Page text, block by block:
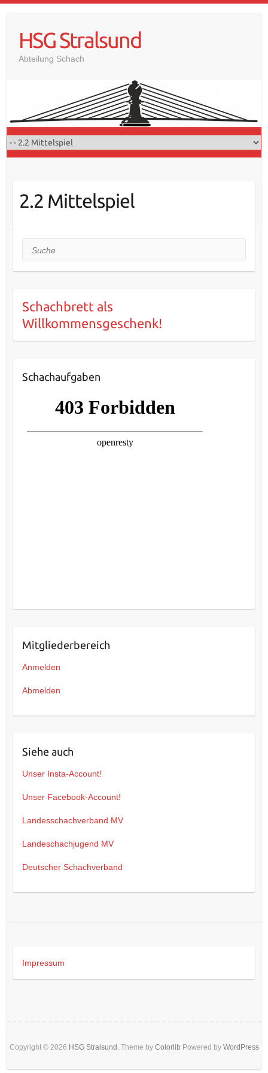
contentHSG Stralsund
Abteilung Schach
2.2 Mittelspiel
Suche
Schachbrett als
Willkommensgeschenk!
Schachaufgaben
Mitgliederbereich
Anmelden
Abmelden
Siehe auch
Unser Insta-Account!
Unser Facebook-Account!
Landesschachverband MV
Landeschachjugend MV
Deutscher Schachverband
Impressum
Copyright © 2026 HSG Stralsund. Theme by Colorlib Powered by WordPress